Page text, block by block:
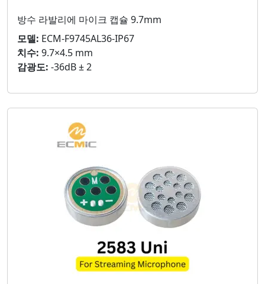
방수 라발리에 마이크 캡슐 9.7mm
모델: ECM-F9745AL36-IP67
치수: 9.7×4.5 mm
감광도: -36dB ± 2